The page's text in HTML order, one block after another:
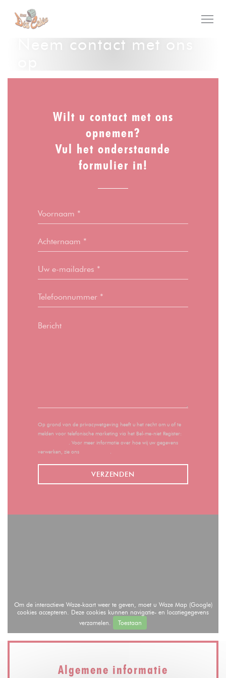
Cookies beheer paneel
Neem contact met ons
Wilt u contact met ons
opnemen?
Vul het onderstaande
formulier in!
Op grond van de privacywetgeving heeft u het recht om u af te
melden voor telefonische marketing via het Bel-me-niet Register:
. Voor meer informatie over hoe wij uw gegevens
verwerken, zie ons
.
Om de interactieve Waze-kaart weer te geven, moet u Waze Map (Google)
cookies accepteren. Deze cookies kunnen navigatie- en locatiegegevens
verzamelen.
Toestaan
Algemene informatie